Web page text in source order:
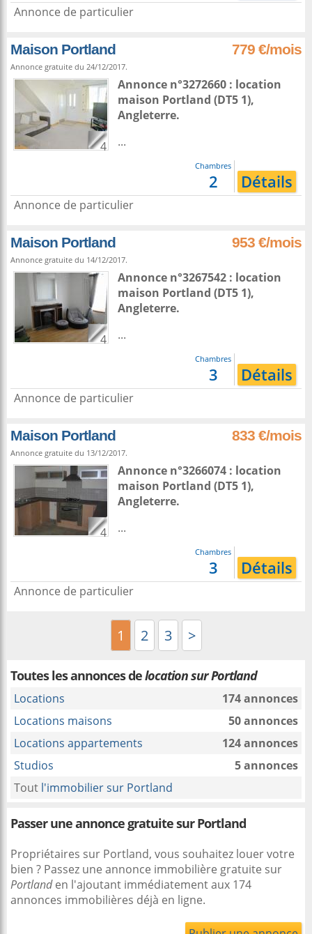
Annonce de particulier
Maison Portland 779 €/mois
Annonce gratuite du 24/12/2017.
4
Annonce n°3272660 : location
maison Portland (DT5 1),
Angleterre.
...
Chambres
2 Détails
Annonce de particulier
Maison Portland 953 €/mois
Annonce gratuite du 14/12/2017.
4
Annonce n°3267542 : location
maison Portland (DT5 1),
Angleterre.
...
Chambres
3 Détails
Annonce de particulier
Maison Portland 833 €/mois
Annonce gratuite du 13/12/2017.
4
Annonce n°3266074 : location
maison Portland (DT5 1),
Angleterre.
...
Chambres
3 Détails
Annonce de particulier
1 2 3 >
Toutes les annonces delocation sur Portland
Locations
174 annonces
Locations maisons
50 annonces
Locations appartements
124 annonces
Studios
5 annonces
Tout l'immobilier sur Portland
Passer une annonce gratuite sur Portland
Propriétaires sur Portland, vous souhaitez louer votre
bien ? Passez une annonce immobilière gratuite sur
Portlanden l'ajoutant immédiatement aux 174
annonces immobilières déjà en ligne.